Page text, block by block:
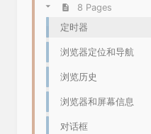
8 Pages
定时器
浏览器定位和导航
浏览历史
浏览器和屏幕信息
对话框